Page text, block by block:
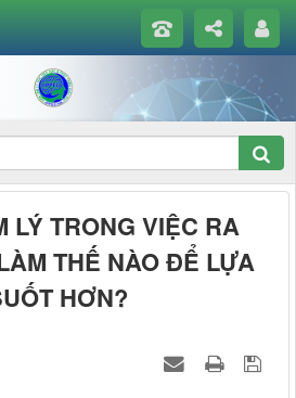
LÝ TRONG VIỆC RA
THẾ NÀO ĐỂ LỰA
HƠN?